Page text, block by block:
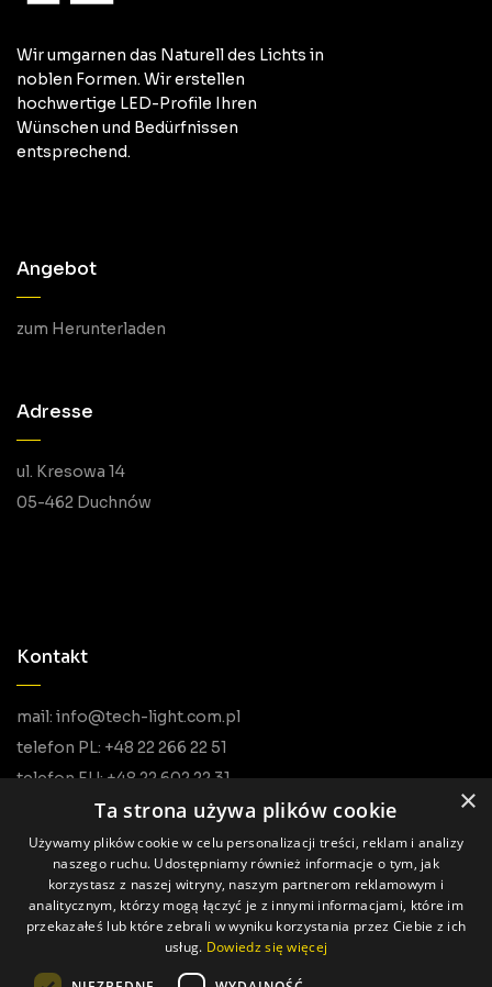
Wir umgarnen das Naturell des Lichts in
noblen Formen. Wir erstellen
hochwertige LED-Profile Ihren
Wünschen und Bedürfnissen
entsprechend.
Angebot
zum Herunterladen
Adresse
ul. Kresowa 14
05-462 Duchnów
Kontakt
mail: info@tech-light.com.pl
telefon PL: +48 22 266 22 51
telefon EU: +48 22 602 22 31
Alle Rechte vorbehalten © Tech Light
×
Ta strona używa plików cookie
Używamy plików cookie w celu personalizacji treści, reklam i analizy
naszego ruchu. Udostępniamy również informacje o tym, jak
korzystasz z naszej witryny, naszym partnerom reklamowym i
analitycznym, którzy mogą łączyć je z innymi informacjami, które im
przekazałeś lub które zebrali w wyniku korzystania przez Ciebie z ich
usług. Dowiedz się więcej